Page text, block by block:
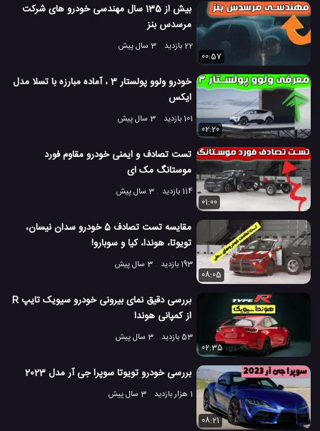
بیش از 135 سال مهندسی خودرو های شرکت
مرسدس بنز
22 بازدید
3 سال پیش
00:57
خودرو ولوو پولستار 3 ، آماده مبارزه با تسلا مدل
ایکس
101 بازدید
3 سال پیش
02:20
تست تصادف و ایمنی خودرو مقاوم فورد
موستانگ مک ای
114 بازدید
3 سال پیش
01:00
مقایسه تست تصادف 5 خودرو سدان نیسان،
تویوتا، هوندا، کیا و سوبارو!
193 بازدید
3 سال پیش
08:05
بررسی دقیق نمای بیرونی خودرو سیویک تایپ R
از کمپانی هوندا
53 بازدید
3 سال پیش
02:35
بررسی خودرو تویوتا سوپرا جی آر مدل 2023
1 هزار بازدید 3 سال پیش
08:21